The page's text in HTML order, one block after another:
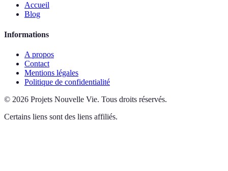
Accueil
Blog
Informations
A propos
Contact
Mentions légales
Politique de confidentialité
© 2026 Projets Nouvelle Vie. Tous droits réservés.
Certains liens sont des liens affiliés.